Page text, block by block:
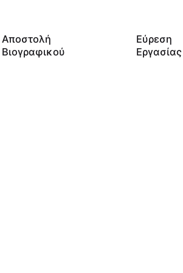
Αποστολή
Βιογραφικού
Εύρεση
Εργασίας